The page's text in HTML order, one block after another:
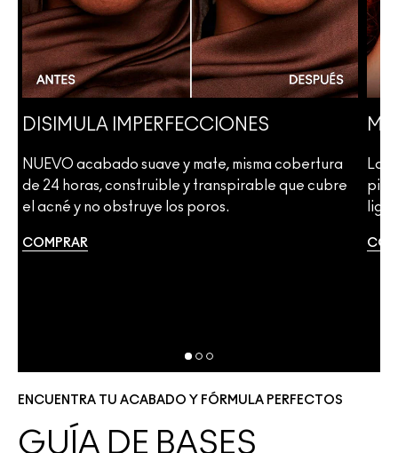
DISIMULA IMPERFECCIONES
NUEVO acabado suave y mate, misma cobertura
de 24 horas, construible y transpirable que cubre
el acné y no obstruye los poros.
COMPRAR
La
piel
ENCUENTRA TU ACABADO Y FÓRMULA PERFECTOS
GUÍA DE BASES